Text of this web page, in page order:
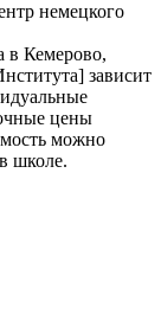
немецкого
в Кемерово,
зависит
цены
можно
школе.